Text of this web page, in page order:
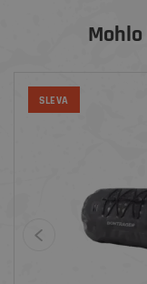
SLEVA